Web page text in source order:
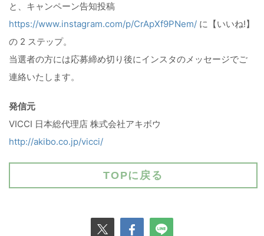
と、キャンペーン告知投稿
https://www.instagram.com/p/CrApXf9PNem/ に【いいね!】
の 2 ステップ。
当選者の方には応募締め切り後にインスタのメッセージでご
連絡いたします。
発信元
VICCI 日本総代理店 株式会社アキボウ
http://akibo.co.jp/vicci/
TOPに戻る